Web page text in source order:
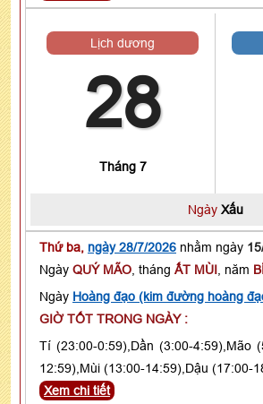
Lịch dương
28
Tháng 7
Ngày Xấu
Thứ ba, ngày 28/7/2026 nhằm ngày
Ngày QUÝ MÃO , tháng ẤT MÙI , năm
Ngày Hoàng đạo (kim đường hoàng
GIỜ TỐT TRONG NGÀY :
Tí (23:00-0:59),Dần (3:00-4:59),Mão
12:59),Mùi (13:00-14:59),Dậu (17:00-
Xem chi tiết